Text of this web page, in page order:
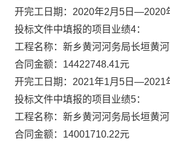
开完工日期： 2020年2月5日—2020
投标文件中填报的项目业绩4：
工程名称：新乡黄河河务局长垣黄
合同金额： 14422748.41元
开完工日期： 2021年1月5日—2021
投标文件中填报的项目业绩5：
工程名称：新乡黄河河务局长垣黄
合同金额： 14001710.22元